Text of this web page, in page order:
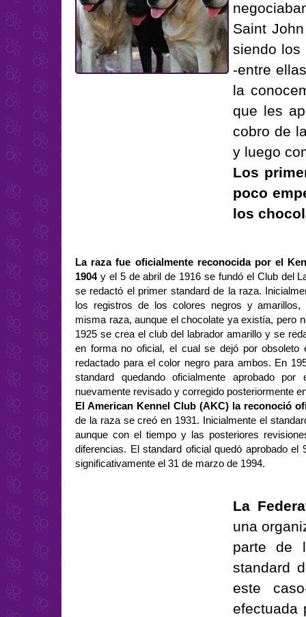
Saint
siendo los
-entre
la
que les
cobro de
y luego
Los
poco
los
La raza fue oficialmente reconocida por el
1904y el 5 de abril de 1916 se fundó el Club del
se redactó el primer standard de la raza.
los registros de los colores negros y
misma raza, aunque el chocolate ya existía, pero
1925 se crea el club del labrador amarillo y se
en forma no oficial, el cual se dejó por obsoleto
redactado para el color negro para ambos. En
standard quedando oficialmente aprobado
nuevamente revisado y corregido posteriormente
El American Kennel Club (AKC) la reconoció
de la raza se creó en 1931. Inicialmente el
aunque con el tiempo y las posteriores
diferencias. El standard oficial quedó aprobado el
significativamente el 31 de marzo de 1994.
La
una
parte de
standard
este
efectuada